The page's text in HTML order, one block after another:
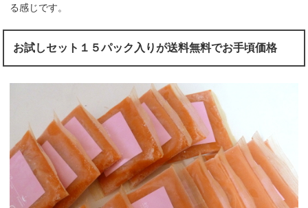
る感じです。
お試しセット１５パック入りが送料無料でお手頃価格